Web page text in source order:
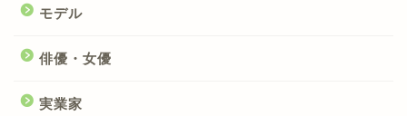
モデル
俳優・女優
実業家